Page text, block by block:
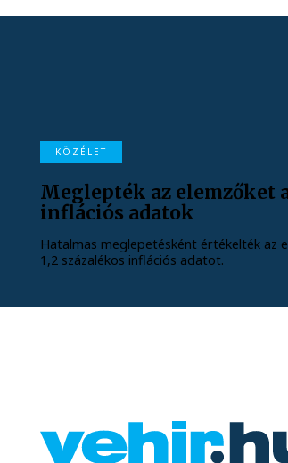
KÖZÉLET
Meglepték az elemzőket
inflációs adatok
Hatalmas meglepetésként értékelték az
1,2 százalékos inflációs adatot.